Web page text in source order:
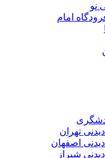
نو
تهران
اصفهان
شیراز